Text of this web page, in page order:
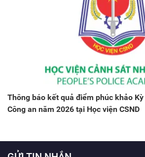
Thông báo kết quả điểm phúc khảo
Công an năm 2026 tại Học viện CSND